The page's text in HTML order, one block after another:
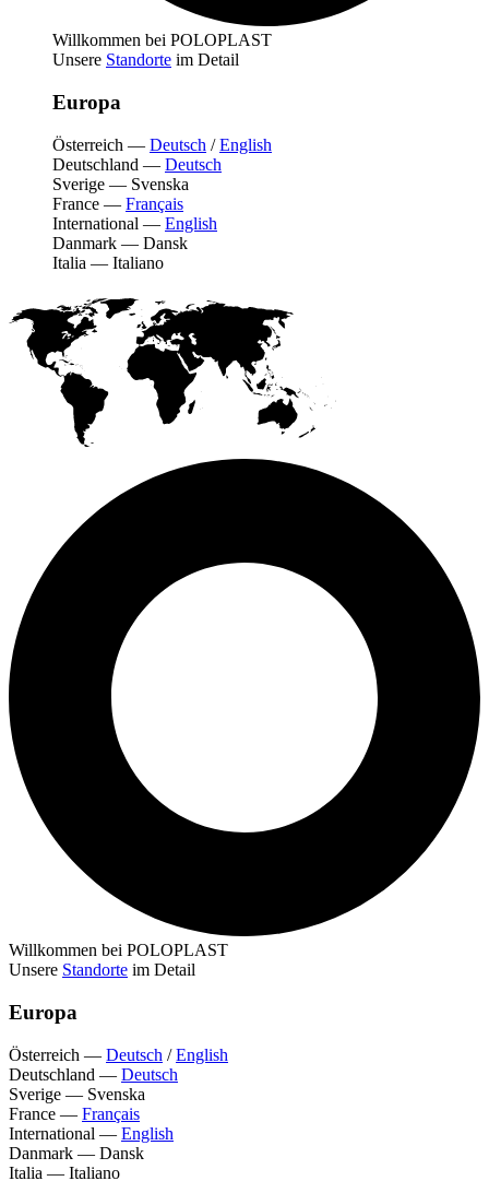
Willkommen bei POLOPLAST
Unsere Standorte im Detail
Europa
Österreich — Deutsch /English
Deutschland — Deutsch
Sverige — Svenska
France — Français
International — English
Danmark — Dansk
Italia — Italiano
Willkommen bei POLOPLAST
Unsere Standorte im Detail
Europa
Österreich — Deutsch /English
Deutschland — Deutsch
Sverige — Svenska
France — Français
International — English
Danmark — Dansk
Italia — Italiano